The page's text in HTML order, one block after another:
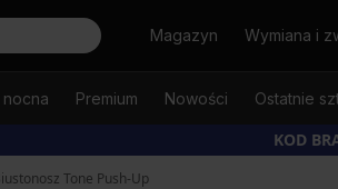
SzukajMagazyn Wymiana i
nocna Premium Nowości Ostatnie
KOD
Tone Push-Up